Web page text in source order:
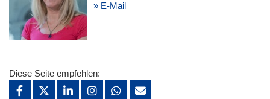
» E-Mail
Diese Seite empfehlen: